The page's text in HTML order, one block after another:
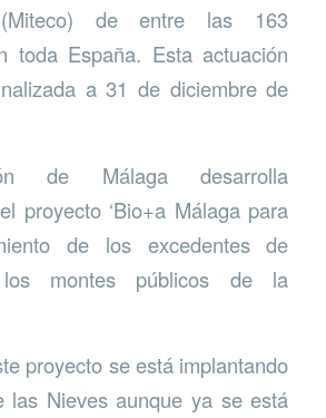
(Miteco) de entre las 163
toda España. Esta actuación
a 31 de diciembre de
de Málaga desarrolla
proyecto ‘Bio+a Málaga para
de los excedentes de
montes públicos de la
proyecto se está implantando
las Nieves aunque ya se está